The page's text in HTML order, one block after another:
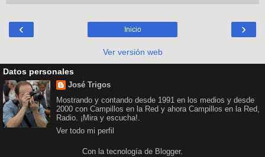
‹ ›
Inicio
Ver versión web
Datos personales
José Trigos
Mostrando y contando desde 1991 en los medios y desde
2000 con Campillos en la Red y ahora Campillos en la Red,
Radio. ¡Mira y escucha!.
Ver todo mi perfil
Con la tecnología de Blogger.